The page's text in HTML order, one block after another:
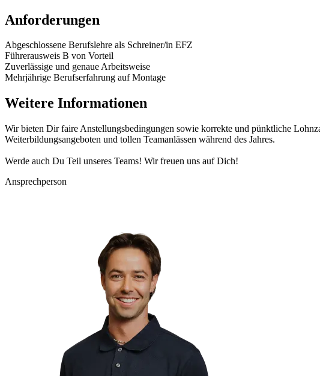
Anforderungen
Abgeschlossene Berufslehre als Schreiner/in EFZ
Führerausweis B von Vorteil
Zuverlässige und genaue Arbeitsweise
Mehrjährige Berufserfahrung auf Montage
Weitere Informationen
Wir bieten Dir faire Anstellungsbedingungen sowie korrekte und pünktliche
Weiterbildungsangeboten und tollen Teamanlässen während des Jahres.
Werde auch Du Teil unseres Teams! Wir freuen uns auf Dich!
Ansprechperson